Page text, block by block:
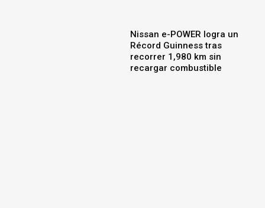
Nissan e-POWER logra un
Récord Guinness tras
recorrer 1,980 km sin
recargar combustible